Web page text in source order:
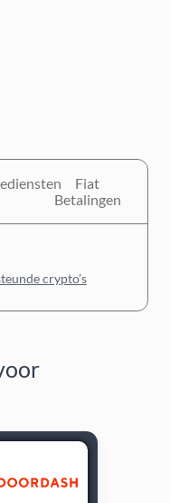
Fiat
Betalingen
crypto’s